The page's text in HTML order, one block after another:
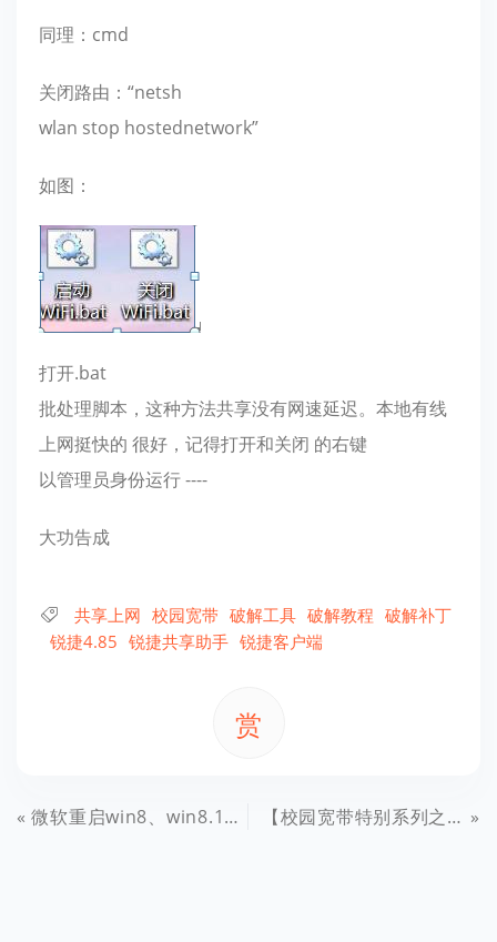
同理：cmd
关闭路由：“netsh
wlan stop hostednetwork”
如图：
打开.bat
批处理脚本，这种方法共享没有网速延迟。本地有线
上网挺快的 很好，记得打开和关闭 的右键
以管理员身份运行 ----
大功告成
共享上网 校园宽带 破解工具 破解教程 破解补丁
锐捷4.85 锐捷共享助手 锐捷客户端
赏
微软重启win8、win8.1开始菜单，win8UI最新炫酷设计 【校园宽带特别系列之十】SRUN3000（深澜）客户端特别教程全集